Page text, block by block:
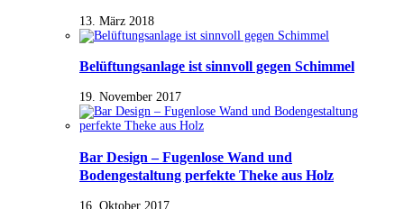
13. März 2018
Belüftungsanlage ist sinnvoll gegen Schimmel
19. November 2017
Bar Design – Fugenlose Wand und
Bodengestaltung perfekte Theke aus Holz
16. Oktober 2017